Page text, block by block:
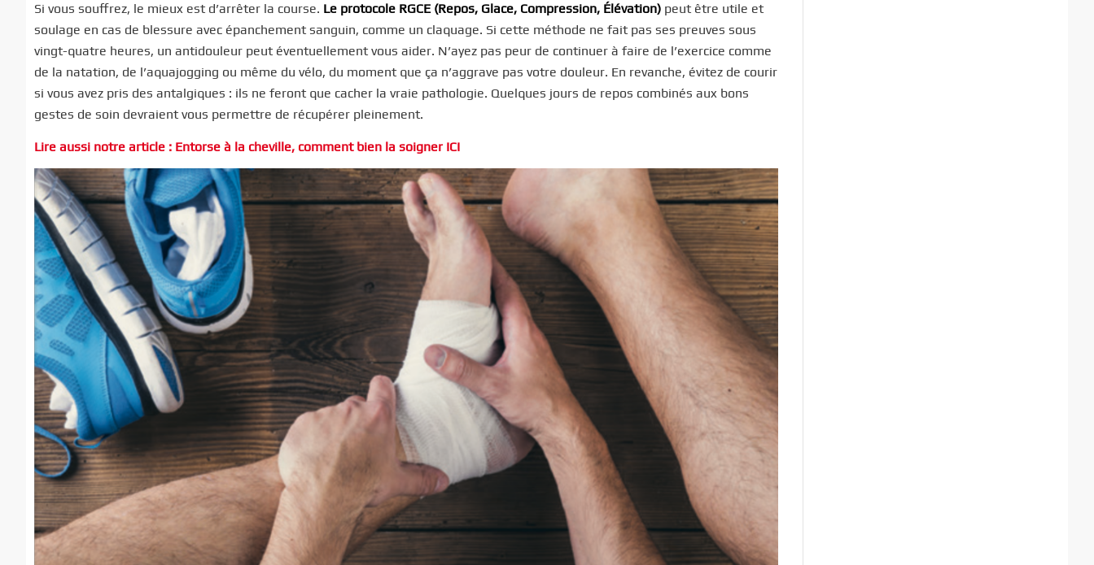
Si vous souffrez, le mieux est d’arrêter la course. Le protocole RGCE (Repos, Glace, Compression, Élévation) peut être utile et
soulage en cas de blessure avec épanchement sanguin, comme un claquage. Si cette méthode ne fait pas ses preuves sous
vingt-quatre heures, un antidouleur peut éventuellement vous aider. N’ayez pas peur de continuer à faire de l’exercice comme
de la natation, de l’aquajogging ou même du vélo, du moment que ça n’aggrave pas votre douleur. En revanche, évitez de courir
si vous avez pris des antalgiques : ils ne feront que cacher la vraie pathologie. Quelques jours de repos combinés aux bons
gestes de soin devraient vous permettre de récupérer pleinement.
Lire aussi notre article : Entorse à la cheville, comment bien la soigner ICI